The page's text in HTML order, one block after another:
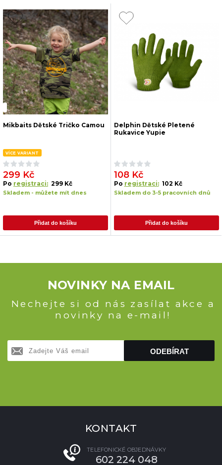
Mikbaits Dětské Tričko Camou
VÍCE VARIANT
299 Kč
Po registraci: 299 Kč
Skladem - můžete mít dnes
Přidat do košíku
Delphin Dětské Pletené
Rukavice Yupie
108 Kč
Po registraci: 102 Kč
Skladem do 3-5 pracovních dnů
Přidat do košíku
NOVINKY NA EMAIL
Nechejte si od nás zasílat akce a
novinky na e-mail!
ODEBÍRAT
KONTAKT
TELEFONICKÉ OBJEDNÁVKY
602 224 048